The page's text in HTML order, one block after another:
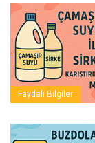
Faydalı Bilgiler